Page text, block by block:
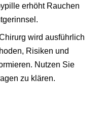
erhöht Rauchen
wird ausführlich
Risiken und
Nutzen Sie
zu klären.